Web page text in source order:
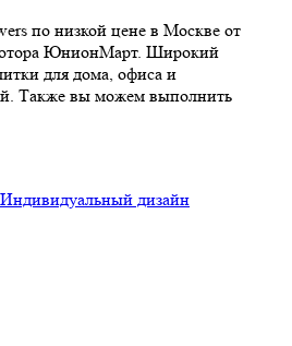
по низкой цене в Москве от
ЮнионМарт. Широкий
для дома, офиса и
Также вы можем выполнить
Индивидуальный дизайн